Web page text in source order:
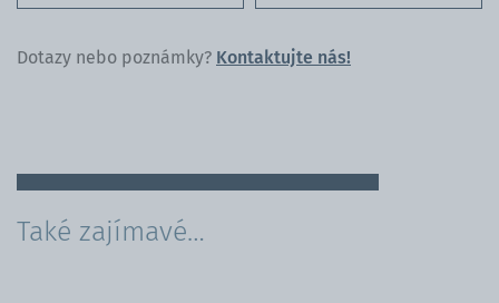
Dotazy nebo poznámky? Kontaktujte nás!
Také zajímavé…